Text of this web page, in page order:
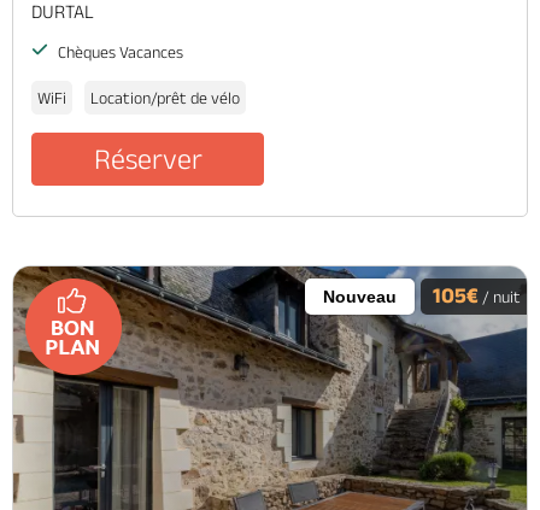
DURTAL
Chèques Vacances
WiFi Location/prêt de vélo
Réserver
Nouveau 105€ / nuit